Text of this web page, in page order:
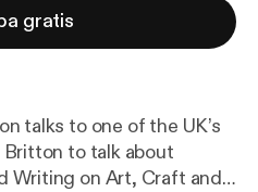
gratis
talks to one of the UK’s
to talk about
Writing on Art, Craft and